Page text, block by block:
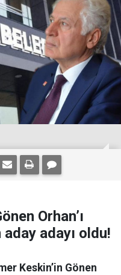
Orhan’ı
adayı oldu!
Keskin’in Gönen